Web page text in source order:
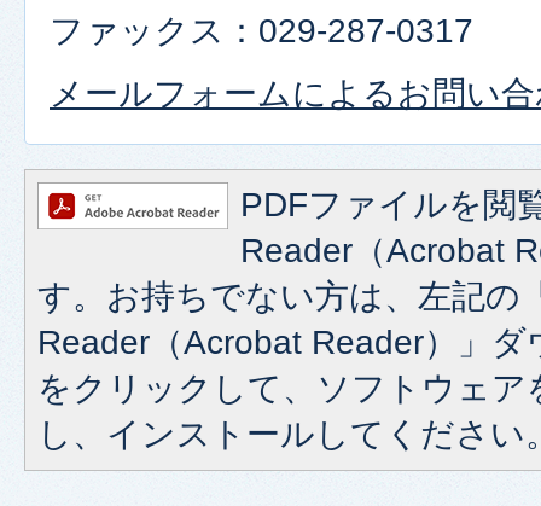
ファックス：029-287-0317
メールフォームによるお問い
PDFファイルを閲
Reader（Acrobat
す。お持ちでない方は、左記の
Reader（Acrobat Reader）」
をクリックして、ソフトウェア
し、インストールしてください